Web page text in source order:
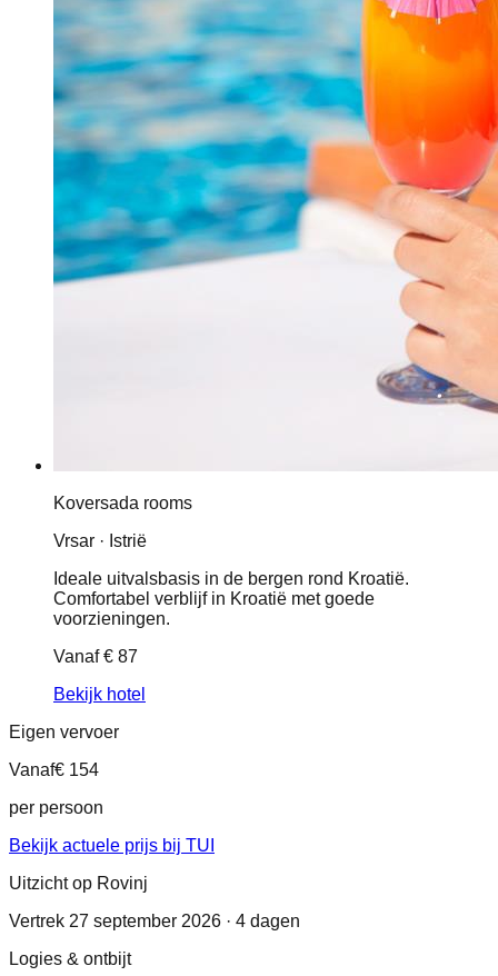
Koversada rooms
Vrsar · Istrië
Ideale uitvalsbasis in de bergen rond Kroatië.
Comfortabel verblijf in Kroatië met goede
voorzieningen.
Vanaf€ 87
Bekijk hotel
Eigen vervoer
Vanaf€ 154
per persoon
Bekijk actuele prijs bij TUI
Uitzicht op Rovinj
Vertrek 27 september 2026 · 4 dagen
Logies & ontbijt